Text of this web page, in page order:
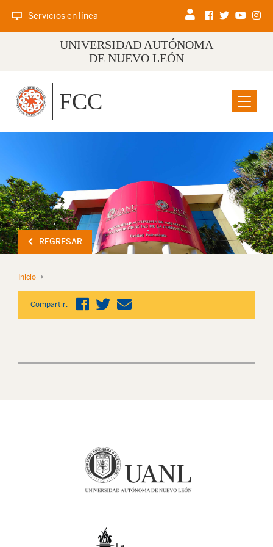
Servicios en línea
UNIVERSIDAD AUTÓNOMA
DE NUEVO LEÓN
Menu
FCC
REGRESAR
Inicio
Compartir: